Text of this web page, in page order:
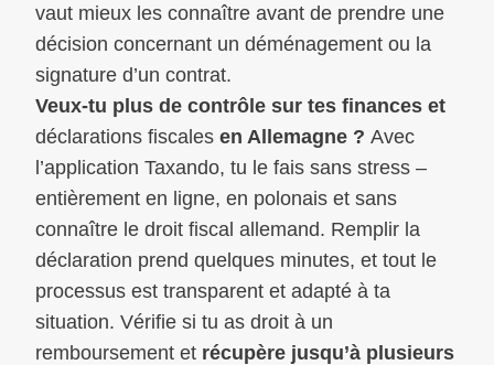
vaut mieux les connaître avant de prendre une
décision concernant un déménagement ou la
signature d’un contrat.
Veux-tu plus de contrôle sur tes finances et
déclarations fiscales en Allemagne ? Avec
l’application Taxando, tu le fais sans stress –
entièrement en ligne, en polonais et sans
connaître le droit fiscal allemand. Remplir la
déclaration prend quelques minutes, et tout le
processus est transparent et adapté à ta
situation. Vérifie si tu as droit à un
remboursement et récupère jusqu’à plusieurs